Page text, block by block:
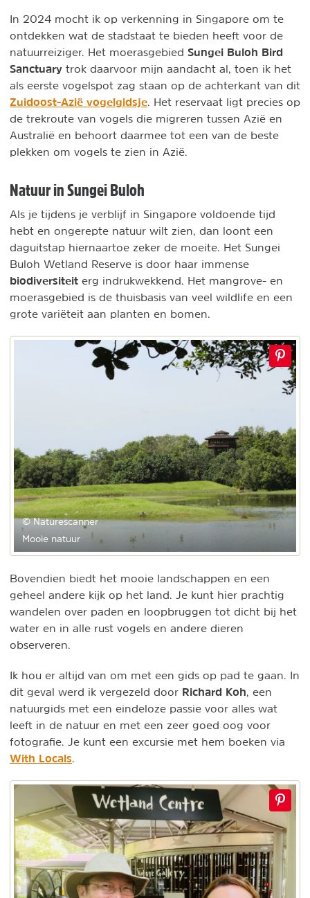
In 2024 mocht ik op verkenning in Singapore om te
ontdekken wat de stadstaat te bieden heeft voor de
natuurreiziger. Het moerasgebied Sungei Buloh Bird
Sanctuary trok daarvoor mijn aandacht al, toen ik het
als eerste vogelspot zag staan op de achterkant van dit
Zuidoost-Azië vogelgidsje . Het reservaat ligt precies op
de trekroute van vogels die migreren tussen Azië en
Australië en behoort daarmee tot een van de beste
plekken om vogels te zien in Azië.
Natuur in Sungei Buloh
Als je tijdens je verblijf in Singapore voldoende tijd
hebt en ongerepte natuur wilt zien, dan loont een
daguitstap hiernaartoe zeker de moeite. Het Sungei
Buloh Wetland Reserve is door haar immense
biodiversiteit erg indrukwekkend. Het mangrove- en
moerasgebied is de thuisbasis van veel wildlife en een
grote variëteit aan planten en bomen.
© Naturescanner
Mooie natuur
Bovendien biedt het mooie landschappen en een
geheel andere kijk op het land. Je kunt hier prachtig
wandelen over paden en loopbruggen tot dicht bij het
water en in alle rust vogels en andere dieren
observeren.
Ik hou er altijd van om met een gids op pad te gaan. In
dit geval werd ik vergezeld door Richard Koh , een
natuurgids met een eindeloze passie voor alles wat
leeft in de natuur en met een zeer goed oog voor
fotografie. Je kunt een excursie met hem boeken via
With Locals